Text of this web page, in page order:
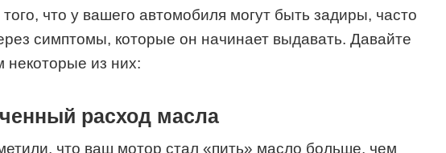
что у вашего автомобиля могут быть задиры, часто
симптомы, которые он начинает выдавать. Давайте
некоторые из них:
расход масла
что ваш мотор стал «пить» масло больше, чем